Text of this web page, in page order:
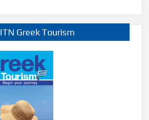
ITN Greek Tourism